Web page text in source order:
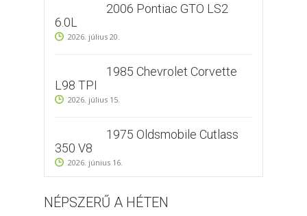
2006 Pontiac GTO LS2
6.0L
2026. július 20.
1985 Chevrolet Corvette
L98 TPI
2026. július 15.
1975 Oldsmobile Cutlass
350 V8
2026. június 16.
NÉPSZERŰ A HÉTEN